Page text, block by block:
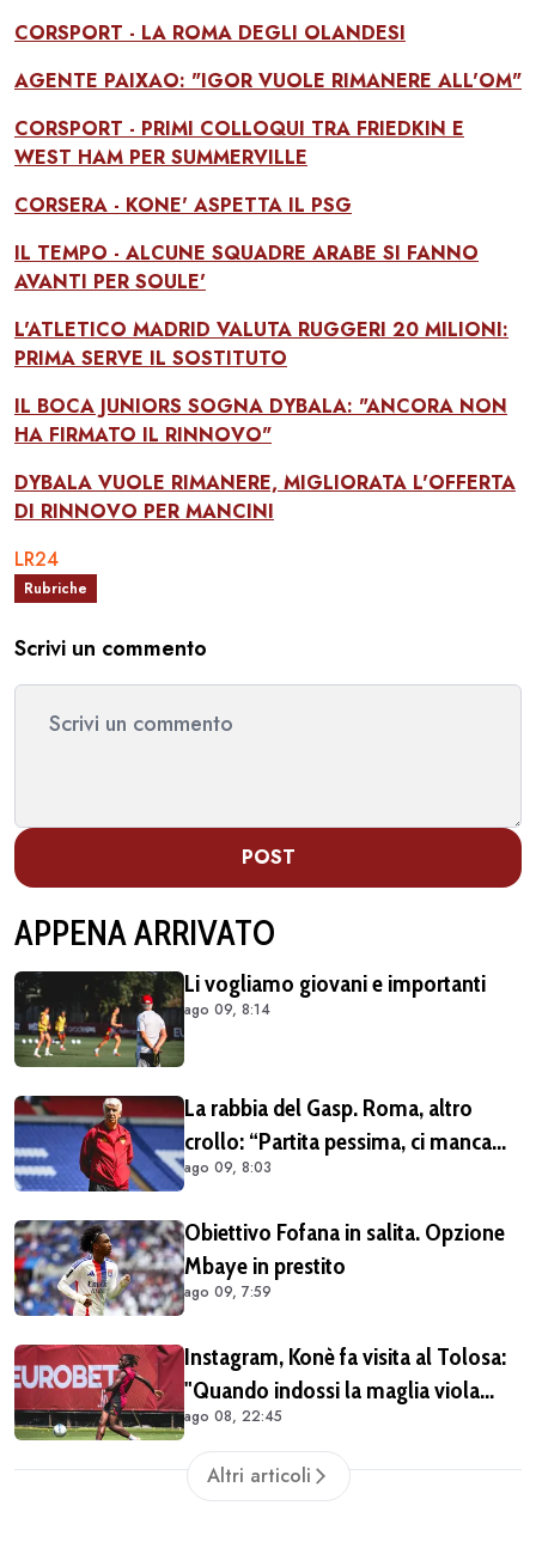
CORSPORT - LA ROMA DEGLI OLANDESI
AGENTE PAIXAO: "IGOR VUOLE RIMANERE ALL'OM"
CORSPORT - PRIMI COLLOQUI TRA FRIEDKIN E
WEST HAM PER SUMMERVILLE
CORSERA - KONE' ASPETTA IL PSG
IL TEMPO - ALCUNE SQUADRE ARABE SI FANNO
AVANTI PER SOULE'
L'ATLETICO MADRID VALUTA RUGGERI 20 MILIONI:
PRIMA SERVE IL SOSTITUTO
IL BOCA JUNIORS SOGNA DYBALA: "ANCORA NON
HA FIRMATO IL RINNOVO"
DYBALA VUOLE RIMANERE, MIGLIORATA L'OFFERTA
DI RINNOVO PER MANCINI
LR24
Rubriche
Scrivi un commento
POST
APPENA ARRIVATO
Li vogliamo giovani e importanti
ago 09, 8:14
La rabbia del Gasp. Roma, altro
crollo: “Partita pessima, ci manca
qualcosa”
ago 09, 8:03
Obiettivo Fofana in salita. Opzione
Mbaye in prestito
ago 09, 7:59
Instagram, Konè fa visita al Tolosa:
"Quando indossi la maglia viola
diventi parte della famiglia. Era
importante tornare qui" (FOTO E
VIDEO)
ago 08, 22:45
Altri articoli